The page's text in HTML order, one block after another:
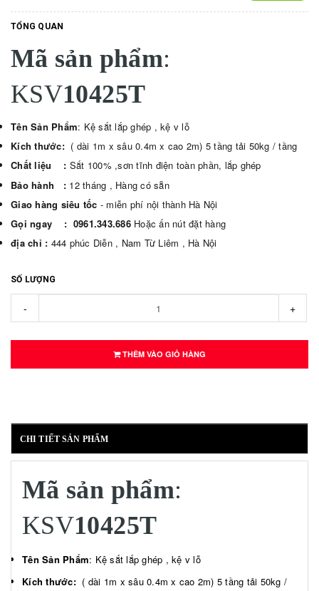
TỔNG QUAN
Mã sản phẩm:
KSV10425T
Tên Sản Phẩm: Kệ sắt lắp ghép , kệ v lỗ
Kích thước: ( dài 1m x sâu 0.4m x cao 2m) 5 tầng tải 50kg / tầng
Chất liệu : Sắt 100% ,sơn tĩnh điện toàn phần, lắp ghép
Bảo hành : 12 tháng , Hàng có sẵn
Giao hàng siêu tốc - miễn phí nội thành Hà Nội
Gọi ngay : 0961.343.686 Hoặc ấn nút đặt hàng
địa chỉ : 444 phúc Diễn , Nam Từ Liêm , Hà Nội
SỐ LƯỢNG
- +
THÊM VÀO GIỎ HÀNG
CHI TIẾT SẢN PHẨM
Mã sản phẩm:
KSV10425T
Tên Sản Phẩm: Kệ sắt lắp ghép , kệ v lỗ
Kích thước: ( dài 1m x sâu 0.4m x cao 2m) 5 tầng tải 50kg /